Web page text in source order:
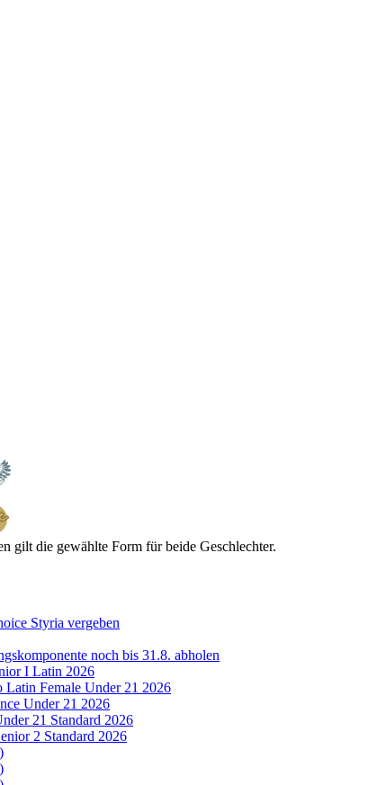
gilt die gewählte Form für beide Geschlechter.
Styria vergeben
noch bis 31.8. abholen
I Latin 2026
Female Under 21 2026
Under 21 2026
21 Standard 2026
2 Standard 2026